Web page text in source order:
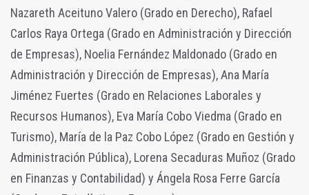
Nazareth Aceituno Valero (Grado en Derecho), Rafael
Carlos Raya Ortega (Grado en Administración y Dirección
de Empresas), Noelia Fernández Maldonado (Grado en
Administración y Dirección de Empresas), Ana María
Jiménez Fuertes (Grado en Relaciones Laborales y
Recursos Humanos), Eva María Cobo Viedma (Grado en
Turismo), María de la Paz Cobo López (Grado en Gestión y
Administración Pública), Lorena Secaduras Muñoz (Grado
en Finanzas y Contabilidad) y Ángela Rosa Ferre García